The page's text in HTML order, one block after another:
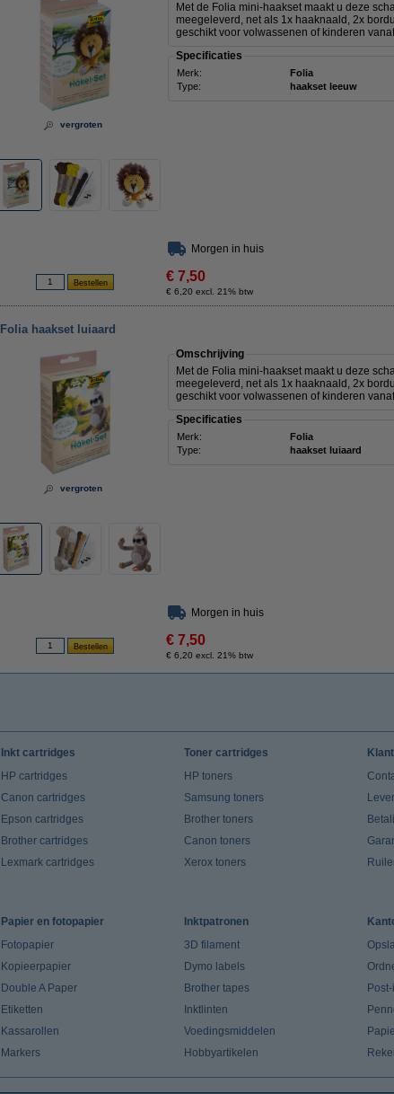
vergroten
Met de Folia mini-haakset maakt u deze
meegeleverd, net als 1x haaknaald, 2x
geschikt voor volwassenen of kinderen
Specificaties
Merk: Folia
Type:
haakset leeuw
Morgen in huis
€ 7,50
€ 6,20 excl. 21% btw
Folia haakset luiaard
vergroten
Omschrijving
Met de Folia mini-haakset maakt u deze
meegeleverd, net als 1x haaknaald, 2x
geschikt voor volwassenen of kinderen
Specificaties
Merk: Folia
Type:
haakset luiaard
Morgen in huis
€ 7,50
€ 6,20 excl. 21% btw
Inkt cartridges
HP cartridges
Canon cartridges
Epson cartridges
Brother cartridges
Lexmark cartridges
Toner cartridges
HP toners
Samsung toners
Brother toners
Canon toners
Xerox toners
Papier en fotopapier
Fotopapier
Kopieerpapier
Double A Paper
Etiketten
Kassarollen
Markers
Inktpatronen
3D filament
Dymo labels
Brother tapes
Inktlinten
Voedingsmiddelen
Hobbyartikelen